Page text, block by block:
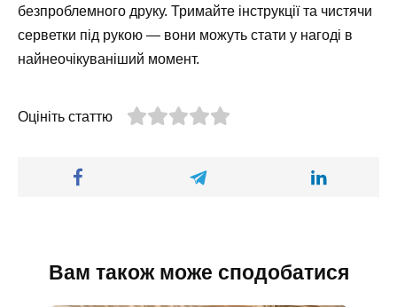
безпроблемного друку. Тримайте інструкції та чистячи
серветки під рукою — вони можуть стати у нагоді в
найнеочікуваніший момент.
Оцініть статтю
Вам також може сподобатися